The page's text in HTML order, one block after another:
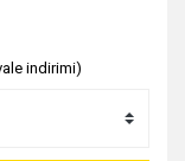
indirimi)